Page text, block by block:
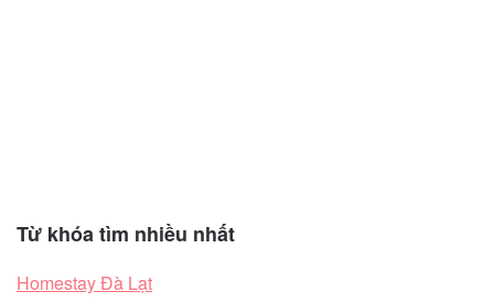
Từ khóa tìm nhiều nhất
Homestay Đà Lạt